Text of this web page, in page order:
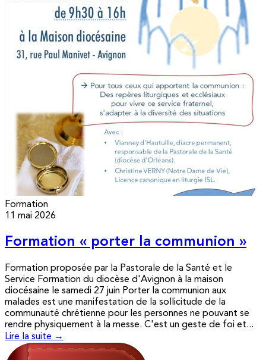
Formation
11 mai 2026
Formation « porter la communion »
Formation proposée par la Pastorale de la Santé et le
Service Formation du diocèse d'Avignon à la maison
diocésaine le samedi 27 juin Porter la communion aux
malades est une manifestation de la sollicitude de la
communauté chrétienne pour les personnes ne pouvant se
rendre physiquement à la messe. C'est un geste de foi et...
Lire la suite →